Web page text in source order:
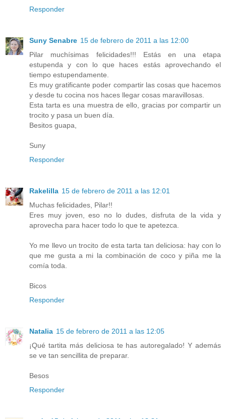
Responder
Suny Senabre 15 de febrero de 2011 a las 12:00
Pilar muchísimas felicidades!!! Estás en una etapa
estupenda y con lo que haces estás aprovechando el
tiempo estupendamente.
Es muy gratificante poder compartir las cosas que hacemos
y desde tu cocina nos haces llegar cosas maravillosas.
Esta tarta es una muestra de ello, gracias por compartir un
trocito y pasa un buen día.
Besitos guapa,
Suny
Responder
Rakelilla 15 de febrero de 2011 a las 12:01
Muchas felicidades, Pilar!!
Eres muy joven, eso no lo dudes, disfruta de la vida y
aprovecha para hacer todo lo que te apetezca.
Yo me llevo un trocito de esta tarta tan deliciosa: hay con lo
que me gusta a mi la combinación de coco y piña me la
comía toda.
Bicos
Responder
Natalia 15 de febrero de 2011 a las 12:05
¡Qué tartita más deliciosa te has autoregalado! Y además
se ve tan sencillita de preparar.
Besos
Responder